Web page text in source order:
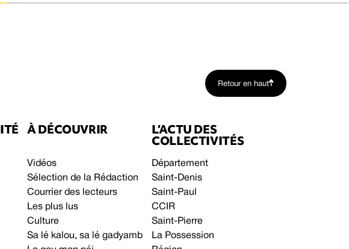
Retour en haut
À DÉCOUVRIR
Vidéos
Sélection de la Rédaction
Courrier des lecteurs
Les plus lus
Culture
Sa lé kalou, sa lé gadyamb
L’ACTU DES
COLLECTIVITÉS
Département
Saint-Denis
Saint-Paul
CCIR
Saint-Pierre
La Possession